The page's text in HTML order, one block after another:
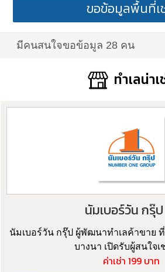
ขอข้อมูลพื้นที่เ
มีคนสนใจขอข้อมูล 28 คน
ทำเลน่าเ
นัมเบอร์วัน กรุ๊ป
นัมเบอร์วัน กรุ๊ป ผู้พัฒนาทำเลค้าขาย
บางนา เปิดรับผู้สนใจเ
ค่าเช่า 199 บาท